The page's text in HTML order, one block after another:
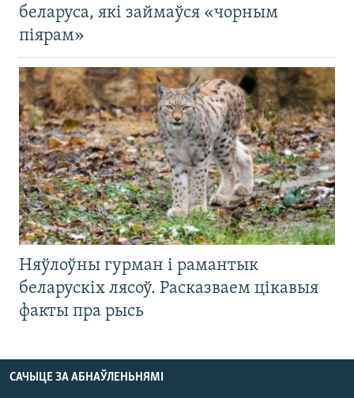
беларуса, які займаўся «чорным
піярам»
Няўлоўны гурман і рамантык
беларускіх лясоў. Расказваем цікавыя
факты пра рысь
САЧЫЦЕ ЗА АБНАЎЛЕНЬНЯМІ